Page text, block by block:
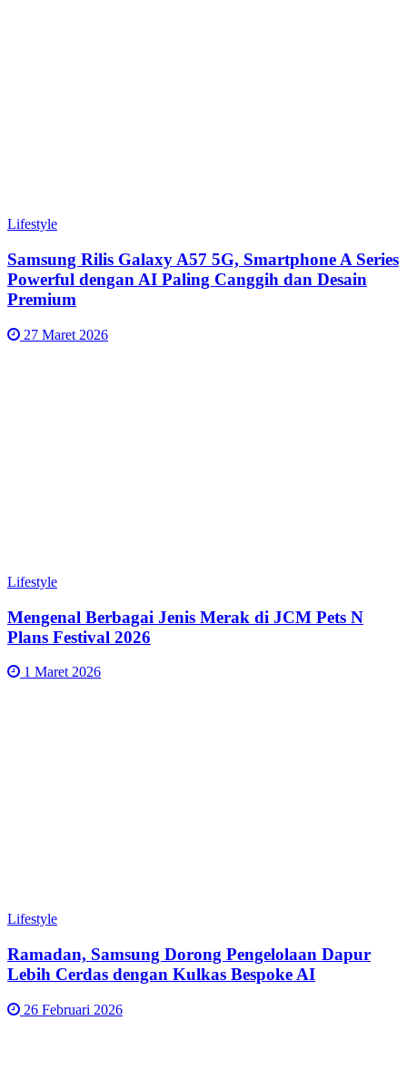
Lifestyle
Samsung Rilis Galaxy A57 5G, Smartphone A Series
Powerful dengan AI Paling Canggih dan Desain
Premium
27 Maret 2026
Lifestyle
Mengenal Berbagai Jenis Merak di JCM Pets N
Plans Festival 2026
1 Maret 2026
Lifestyle
Ramadan, Samsung Dorong Pengelolaan Dapur
Lebih Cerdas dengan Kulkas Bespoke AI
26 Februari 2026